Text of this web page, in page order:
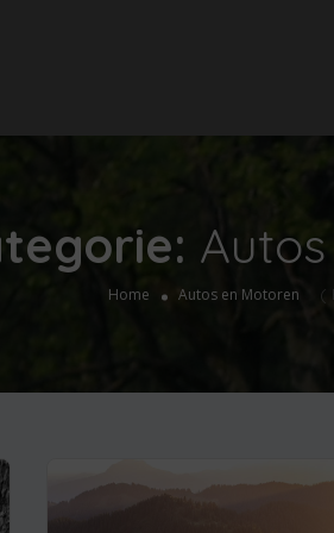
Home Autos en Motoren (